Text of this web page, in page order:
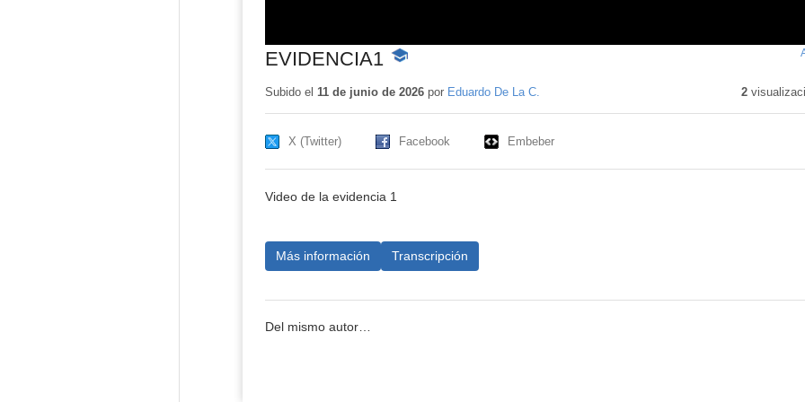
EVIDENCIA1 -
educativo
Subido el 11 de junio de 2026por Eduardo De La C. 2
X (Twitter) Facebook Embeber
Video de la evidencia 1
Más información Transcripción
Del mismo autor…